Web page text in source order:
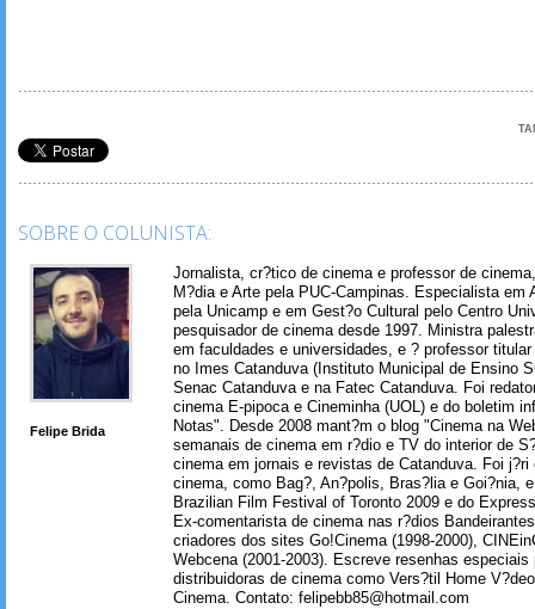
SOBRE O COLUNISTA:
Felipe Brida
Jornalista, cr?tico de cinema e professor de
M?dia e Arte pela PUC-Campinas. Especialista em
pela Unicamp e em Gest?o Cultural pelo Centro
pesquisador de cinema desde 1997. Ministra
em faculdades e universidades, e ? professor
no Imes Catanduva (Instituto Municipal de Ensino
Senac Catanduva e na Fatec Catanduva. Foi
cinema E-pipoca e Cineminha (UOL) e do boletim
Notas". Desde 2008 mant?m o blog "Cinema na
semanais de cinema em r?dio e TV do interior de
cinema em jornais e revistas de Catanduva. Foi
cinema, como Bag?, An?polis, Bras?lia e Goi?nia,
Brazilian Film Festival of Toronto 2009 e do
Ex-comentarista de cinema nas r?dios
criadores dos sites Go!Cinema (1998-2000),
Webcena (2001-2003). Escreve resenhas especiais
distribuidoras de cinema como Vers?til Home
Cinema. Contato: felipebb85@hotmail.com